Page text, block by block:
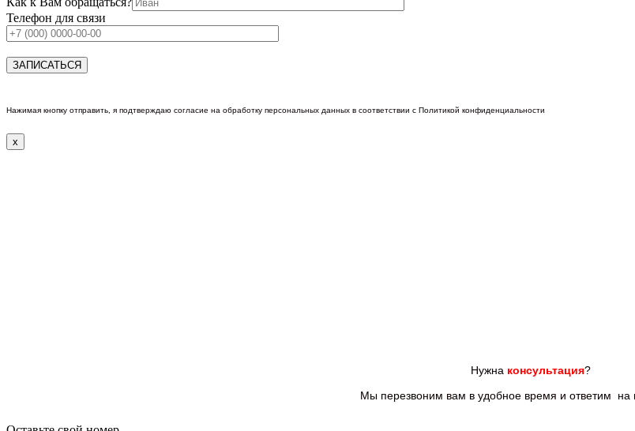
Телефон для связи
Нажимая кнопку отправить, я подтверждаю согласие на обработку персональных данных в соответствии с Политикой конфиденциальности
x
Нужна консультация?
Мы перезвоним вам в удобное время и ответим на